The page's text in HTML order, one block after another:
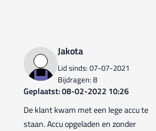
Jakota
Lid sinds: 07-07-2021
Bijdragen: 8
Geplaatst: 08-02-2022 10:26
De klant kwam met een lege accu te
staan. Accu opgeladen en zonder